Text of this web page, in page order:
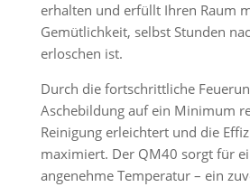
erhalten und erfüllt Ihren Raum
Gemütlichkeit, selbst Stunden
erloschen ist.
Durch die fortschrittliche
Aschebildung auf ein Minimum
Reinigung erleichtert und die
maximiert. Der QM40 sorgt für
angenehme Temperatur – ein